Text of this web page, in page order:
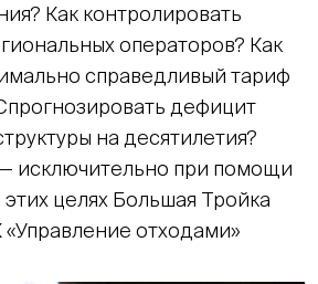
Как контролировать
операторов? Как
справедливый тариф
дефицит
на десятилетия?
исключительно при помощи
целях Большая Тройка
отходами»